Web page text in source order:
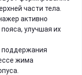
части тела.
активно
улучшая их
поддержания
жима